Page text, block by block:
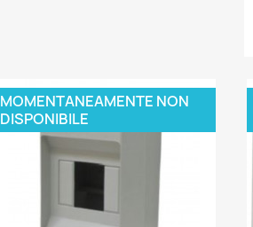
MOMENTANEAMENTE NON
DISPONIBILE